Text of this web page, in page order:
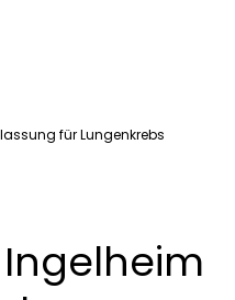
für Lungenkrebs